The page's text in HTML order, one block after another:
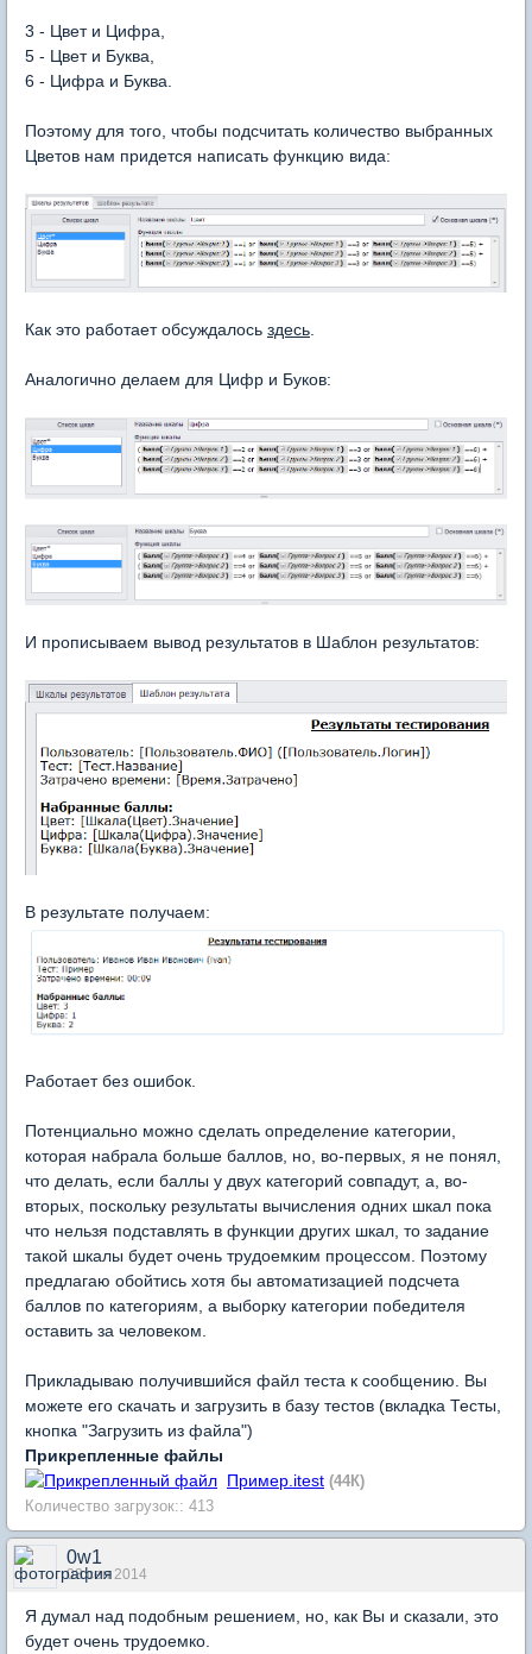
3 - Цвет и Цифра,
5 - Цвет и Буква,
6 - Цифра и Буква.
Поэтому для того, чтобы подсчитать количество выбранных
Цветов нам придется написать функцию вида:
Как это работает обсуждалось здесь.
Аналогично делаем для Цифр и Буков:
И прописываем вывод результатов в Шаблон результатов:
В результате получаем:
Работает без ошибок.
Потенциально можно сделать определение категории,
которая набрала больше баллов, но, во-первых, я не понял,
что делать, если баллы у двух категорий совпадут, а, во-
вторых, поскольку результаты вычисления одних шкал пока
что нельзя подставлять в функции других шкал, то задание
такой шкалы будет очень трудоемким процессом. Поэтому
предлагаю обойтись хотя бы автоматизацией подсчета
баллов по категориям, а выборку категории победителя
оставить за человеком.
Прикладываю получившийся файл теста к сообщению. Вы
можете его скачать и загрузить в базу тестов (вкладка Тесты,
кнопка "Загрузить из файла")
Прикрепленные файлы
Пример.itest (44К)
Количество загрузок:: 413
0w1
03 сен 2014
Я думал над подобным решением, но, как Вы и сказали, это
будет очень трудоемко.